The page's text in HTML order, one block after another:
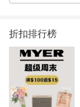
折扣排行榜